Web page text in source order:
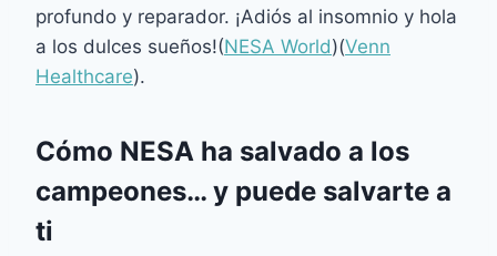
profundo y reparador. ¡Adiós al insomnio y hola
a los dulces sueños!​(NESA World)​(Venn
Healthcare).
Cómo NESA ha salvado a los
campeones… y puede salvarte a
ti